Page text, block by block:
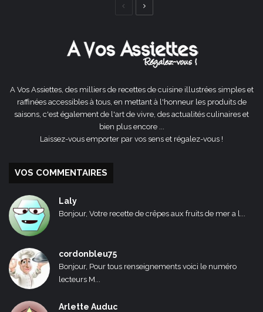
Page
A Vos Assiettes, des milliers de recettes de cuisine illustrées simples et
raffinées accessibles à tous, en mettant à l'honneur les produits de
saisons, c'est également de l'art de vivre, des actualités culinaires et
bien plus encore ...
Laissez-vous emporter par vos sens et régalez-vous !
VOS COMMENTAIRES
Laly
Bonjour, Votre recette de crêpes aux fruits de mer a l...
cordonbleu75
Bonjour, Pour tous renseignements voici le numéro
lecteurs M...
Arlette Auduc